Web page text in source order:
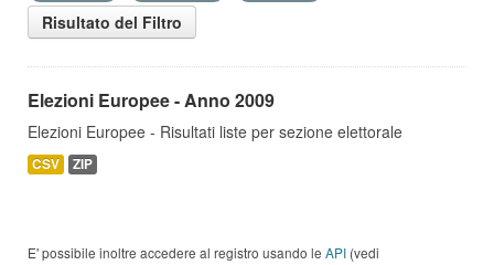
Risultato del Filtro
Elezioni Europee - Anno 2009
Elezioni Europee - Risultati liste per sezione elettorale
CSV ZIP
E' possibile inoltre accedere al registro usando le API (vedi